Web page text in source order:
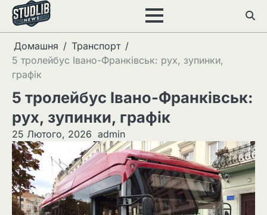
Перейти
вмісту
Домашня
Транспорт
5 тролейбус Івано-Франківськ: рух, зупинки,
графік
5 тролейбус Івано-Франківськ:
рух, зупинки, графік
25 Лютого, 2026 admin